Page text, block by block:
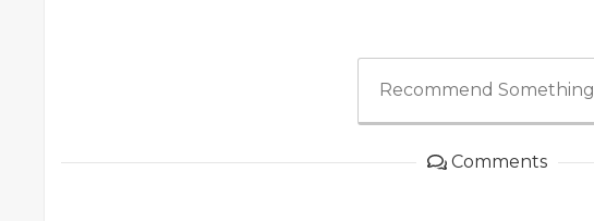
Recommend Something
Comments